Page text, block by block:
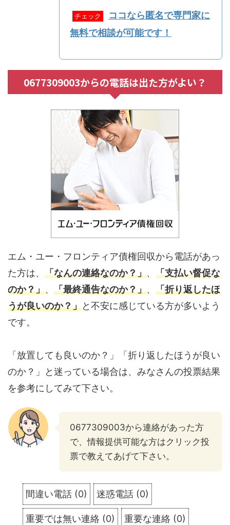
チェック
ココなら匿名で専門家に
無料で相談が可能です！
0677309003からの電話は出た方がよい？
エム・ユー・フロンティア債権回収から電話があっ
た方は、 「なんの連絡なのか？」、 「支払い督促な
のか？」、 「最終通告なのか？」、 「折り返したほ
うが良いのか？」と不安に感じている方が多いよう
です。
「放置しても良いのか？」「折り返したほうが良い
のか？」と迷っている場合は、みなさんの投票結果
を参考にしてみて下さい。
0677309003から連絡があった方
で、情報提供可能な方はクリック投
票で教えてあげて下さい。
間違い電話 (0) 迷惑電話 (0)
重要では無い連絡 (0) 重要な連絡 (0)